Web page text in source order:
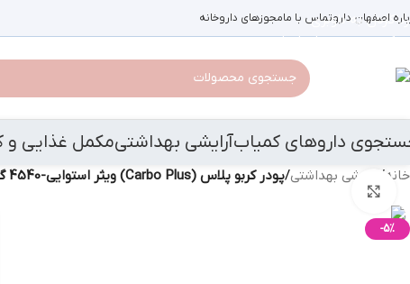
رد کردن به ناوبری
رد کردن به محتوای اصلی
اصفهان داروتماس با مامجوزهای داروخانه
داروهای کمیابآرایشی بهداشتیمکمل غذایی و
خانه/ آرایشی بهداشتی/پودر کربو پلاس (Carbo Plus) ویثر استوایی-4540 گرم
-5%